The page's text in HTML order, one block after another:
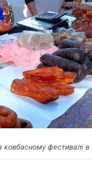
ковбасному фестивалі